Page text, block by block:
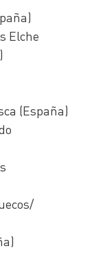
Elche
(España)